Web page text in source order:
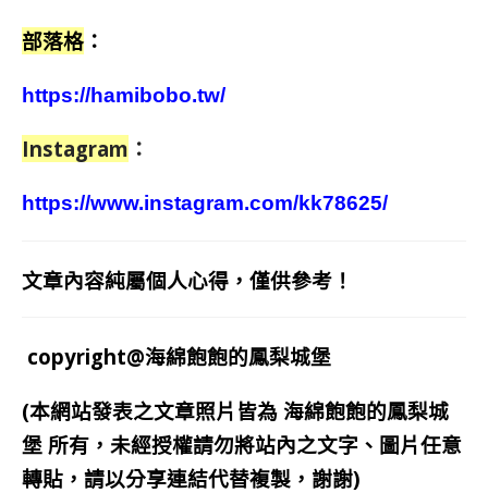
部落格 ：
https://hamibobo.tw/
Instagram ：
https://www.instagram.com/kk78625/
文章內容純屬個人心得，僅供參考！
copyright@海綿飽飽的鳳梨城堡
(本網站發表之文章照片皆為 海綿飽飽的鳳梨城
堡 所有，未經授權請勿將站內之文字、圖片任意
轉貼，請以分享連結代替複製，謝謝)